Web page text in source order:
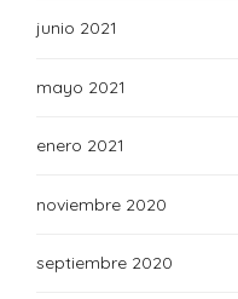
junio 2021
mayo 2021
enero 2021
noviembre 2020
septiembre 2020